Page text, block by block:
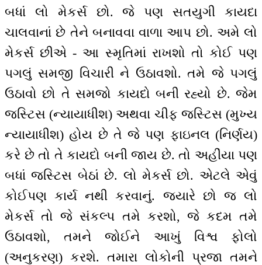
બધાં લો મેકર્સ છો. જે પણ સતયુગી કાયદા
ચાલવાનાં છે તેને બનાવવા વાળા આપ છો. અમે લો
મેકર્સ છીએ - આ સ્મૃતિમાં રાખશો તો કોઈ પણ
પગલું સમજી વિચારી ને ઉઠાવશો. તમે જે પગલું
ઉઠાવો છો તે સમજો કાયદો બની રહ્યો છે. જેમ
જસ્ટિસ (ન્યાયાધીશ) અથવા ચીફ જસ્ટિસ (મુખ્ય
ન્યાયાધીશ) હોય છે તે જે પણ ફાઇનલ (નિર્ણય)
કરે છે તો તે કાયદો બની જાય છે. તો અહીંયા પણ
બધાં જસ્ટિસ બેઠાં છે. લો મેકર્સ છો. એટલે એવું
કોઈપણ કાર્ય નથી કરવાનું. જ્યારે છો જ લો
મેકર્સ તો જે સંકલ્પ તમે કરશો, જે કદમ તમે
ઉઠાવશો, તમને જોઈને આખું વિશ્વ ફોલો
(અનુકરણ) કરશે. તમારા લોકોની પ્રજા તમને